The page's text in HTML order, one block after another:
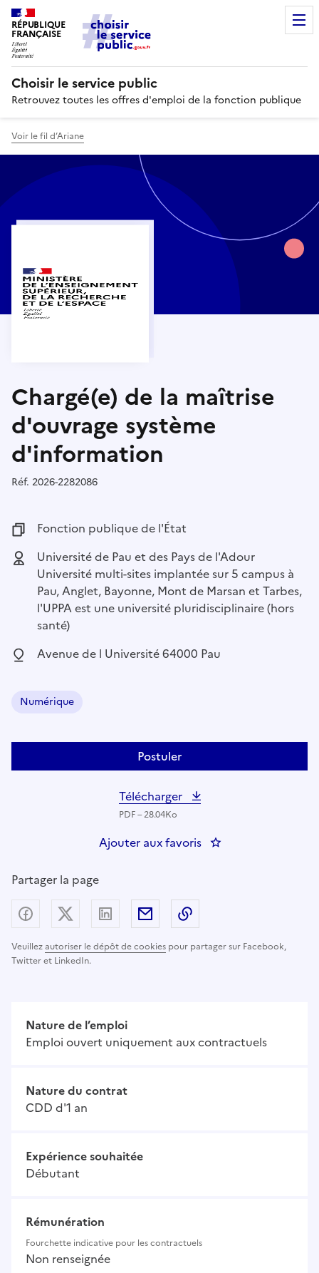
RÉPUBLIQUE
FRANÇAISE
Choisir le service public
Retrouvez toutes les offres d'emploi de la fonction publique
Voir le fil d’Ariane
Chargé(e) de la maîtrise
d'ouvrage système
d'information
Réf. Référence :
2026-2282086
Fonction publique :
Fonction publique de l'État
Employeur :
Université de Pau et des Pays de l'Adour
Université multi-sites implantée sur 5 campus à
Pau, Anglet, Bayonne, Mont de Marsan et Tarbes,
l'UPPA est une université pluridisciplinaire (hors
santé)
Localisation :
Avenue de l Université 64000 Pau
Domaine :
Numérique
Postuler
Télécharger
PDF – 28.04Ko
Ajouter aux favoris : Chargé(e) de la
Partager la page
Veuillezautoriser le dépôt de cookies pour partager sur Facebook,
Twitter et LinkedIn.
Partager sur Facebook
Partager sur X (anciennement Twitter) -
Partager sur LinkedIn
Partager par email
Nature de l’emploi
Emploi ouvert uniquement aux contractuels
Nature du contrat
CDD d'1 an
Expérience souhaitée
Débutant
Rémunération
Fourchette indicative pour les contractuels
Non renseignée